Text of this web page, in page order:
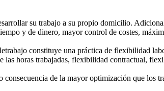
su trabajo a su propio domicilio.
y de dinero, mayor control de costes,
constituye una práctica de flexibilidad
horas trabajadas, flexibilidad contractual,
de la mayor optimización que los